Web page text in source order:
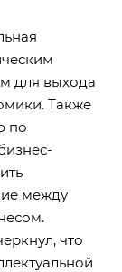
для выхода
Также
по
между
что